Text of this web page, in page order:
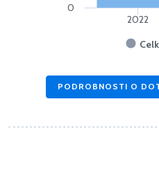
2022
0
PODROBNOSTI O